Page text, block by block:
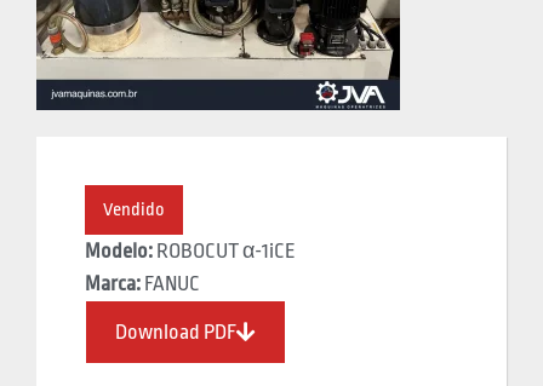
Vendido
Modelo: ROBOCUT α-1iCE
Marca: FANUC
Download PDF